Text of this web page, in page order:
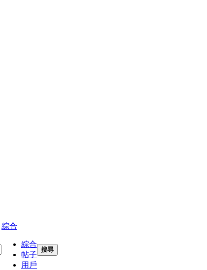
綜合
綜合
帖子
用戶
搜尋